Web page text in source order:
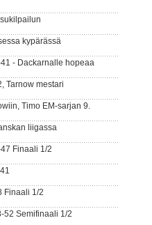
kypärässä
- Dackarnalle hopeaa
Tarnow mestari
Timo EM-sarjan 9.
liigassa
Finaali 1/2
Finaali 1/2
52 Semifinaali 1/2